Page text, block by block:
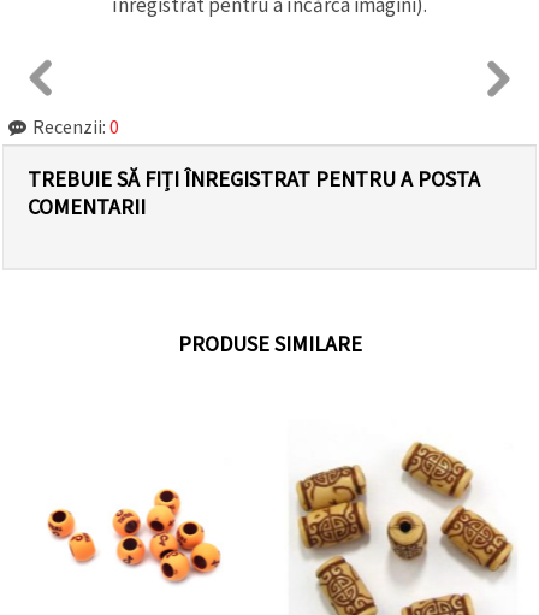
Recenzii: 0
TREBUIE SĂ FIȚI ÎNREGISTRAT PENTRU A POSTA
COMENTARII
PRODUSE SIMILARE